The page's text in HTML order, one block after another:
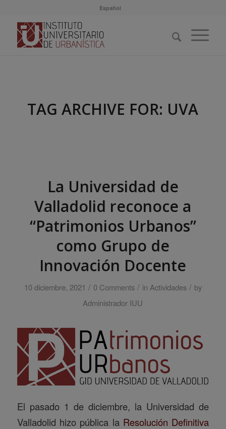
Español
TAG ARCHIVE FOR: UVA
La Universidad de
Valladolid reconoce a
“Patrimonios Urbanos”
como Grupo de
Innovación Docente
10 diciembre, 2021 / 0 Comments / in Actividades / by
Administrador IUU
El pasado 1 de diciembre, la Universidad de
Valladolid hizo pública la Resolución Definitiva